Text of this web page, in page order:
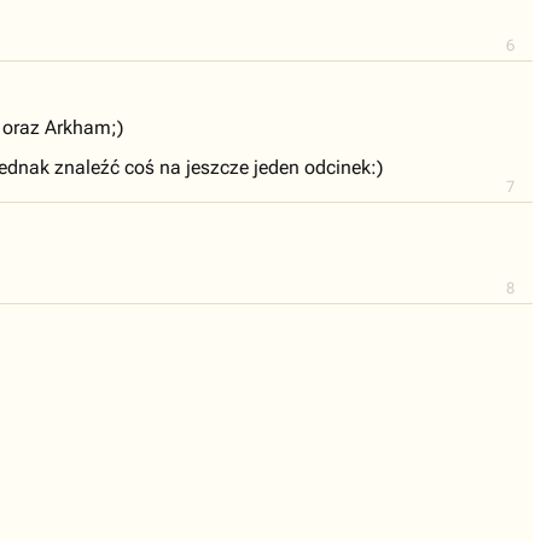
6
7
Arkham;)
znaleźć coś na jeszcze jeden odcinek:)
8